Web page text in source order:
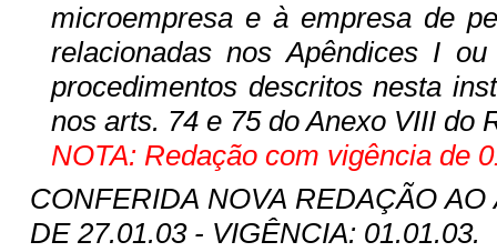
microempresa e à empresa de
relacionadas nos Apêndices I
procedimentos descritos nesta
nos arts. 74 e 75 do Anexo VIII do
NOTA: Redação com vigência de
CONFERIDA NOVA REDAÇÃO AO
DE 27.01.03 - VIGÊNCIA: 01.01.03.